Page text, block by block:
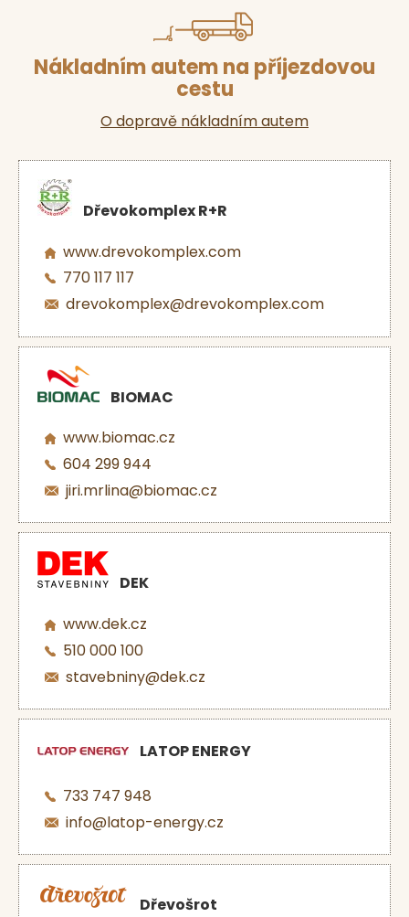
Nákladním autem na příjezdovou
cestu
O dopravě nákladním autem
Dřevokomplex R+R
www.drevokomplex.com
770 117 117
drevokomplex@drevokomplex.com
BIOMAC
www.biomac.cz
604 299 944
jiri.mrlina@biomac.cz
DEK
www.dek.cz
510 000 100
stavebniny@dek.cz
LATOP ENERGY
733 747 948
info@latop-energy.cz
Dřevošrot